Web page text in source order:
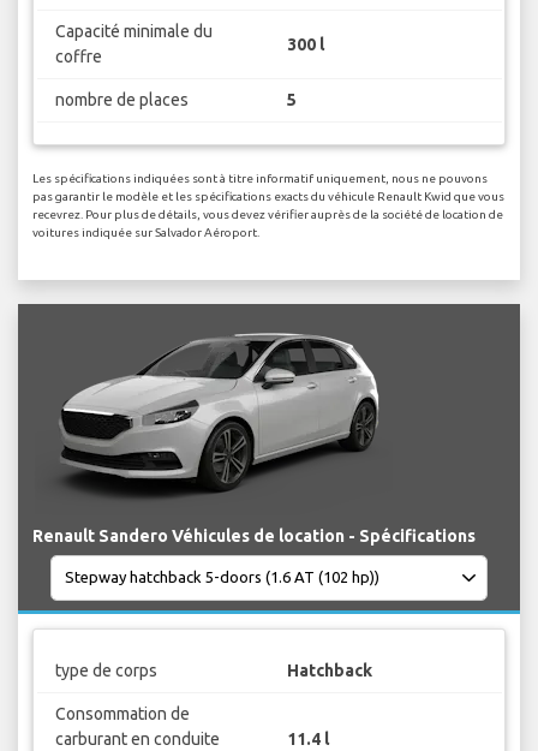
Capacité minimale du
coffre
300 l
nombre de places 5
Les spécifications indiquées sont à titre informatif uniquement, nous ne pouvons
pas garantir le modèle et les spécifications exacts du véhicule Renault Kwid que vous
recevrez. Pour plus de détails, vous devez vérifier auprès de la société de location de
voitures indiquée sur Salvador Aéroport.
Renault Sandero Véhicules de location - Spécifications
type de corps Hatchback
Consommation de
carburant en conduite
11.4 l